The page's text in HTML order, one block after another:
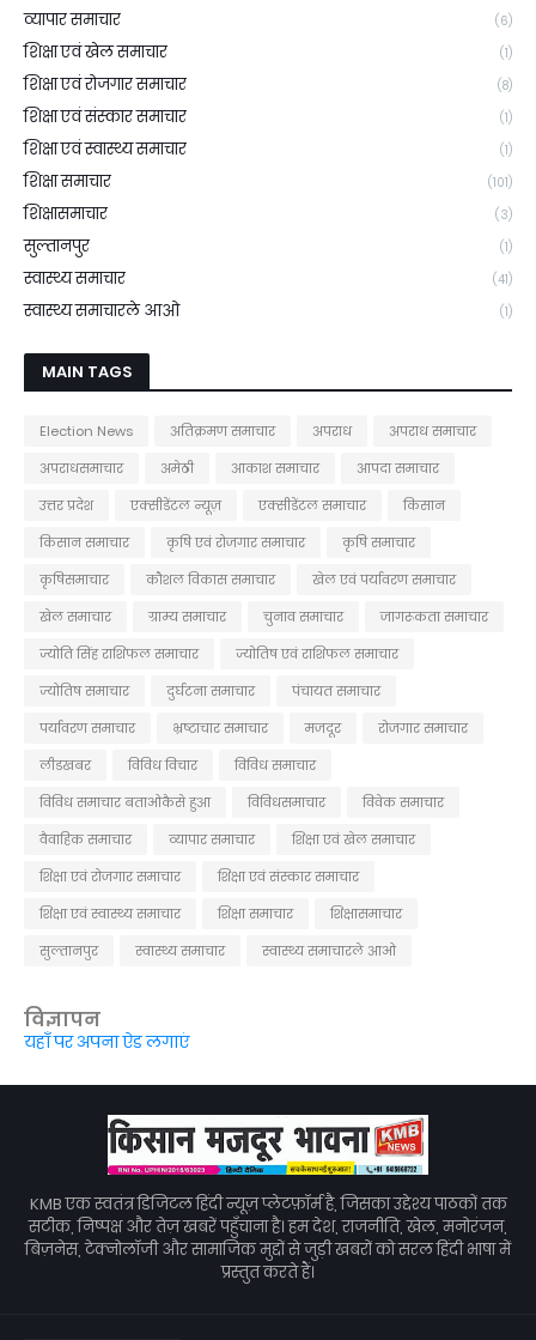
व्यापार समाचार (6)
शिक्षा एवं खेल समाचार (1)
शिक्षा एवं रोजगार समाचार (8)
शिक्षा एवं संस्कार समाचार (1)
शिक्षा एवं स्वास्थ्य समाचार (1)
शिक्षा समाचार (101)
शिक्षासमाचार (3)
सुल्तानपुर (1)
स्वास्थ्य समाचार (41)
स्वास्थ्य समाचारले आओ (1)
MAIN TAGS
Election News अतिक्रमण समाचार अपराध
अपराध समाचार
अपराधसमाचार
अमेठी आकाश समाचार
आपदा समाचार
उत्तर प्रदेश
एक्सीडेंटल न्यूज़ एक्सीडेंटल समाचार
किसान
किसान समाचार
कृषि एवं रोजगार समाचार
कृषि समाचार
कृषिसमाचार
कौशल विकास समाचार
खेल एवं पर्यावरण समाचार
खेल समाचार
ग्राम्य समाचार चुनाव समाचार
जागरूकता समाचार
ज्योति सिंह राशिफल समाचार
ज्योतिष एवं राशिफल समाचार
ज्योतिष समाचार
दुर्घटना समाचार
पंचायत समाचार
पर्यावरण समाचार
भ्रष्टाचार समाचार मजदूर
रोजगार समाचार
लीडखबर
विविध विचार
विविध समाचार
विविध समाचार बताओकैसे हुआ
विविधसमाचार
विवेक समाचार
वैवाहिक समाचार
व्यापार समाचार
शिक्षा एवं खेल समाचार
शिक्षा एवं रोजगार समाचार
शिक्षा एवं संस्कार समाचार
शिक्षा एवं स्वास्थ्य समाचार
शिक्षा समाचार
शिक्षासमाचार
सुल्तानपुर
स्वास्थ्य समाचार स्वास्थ्य समाचारले आओ
विज्ञापन
यहाँ पर अपना ऐड लगाएं
KMB एक स्वतंत्र डिजिटल हिंदी न्यूज़ प्लेटफ़ॉर्म है, जिसका उद्देश्य पाठकों तक
सटीक, निष्पक्ष और तेज़ खबरें पहुँचाना है। हम देश, राजनीति, खेल, मनोरंजन,
बिज़नेस, टेक्नोलॉजी और सामाजिक मुद्दों से जुड़ी खबरों को सरल हिंदी भाषा में
प्रस्तुत करते हैं।